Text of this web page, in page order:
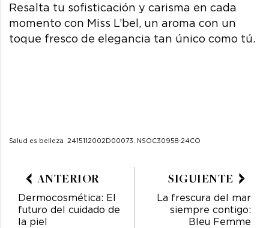
Resalta tu sofisticación y carisma en cada
momento con Miss L’bel , un aroma con un
toque fresco de elegancia tan único como tú.
Salud es belleza 2415112002D00073. NSOC30958-24CO
ANTERIOR
Dermocosmética: El
futuro del cuidado de
la piel
SIGUIENTE
La frescura del mar
siempre contigo:
Bleu Femme